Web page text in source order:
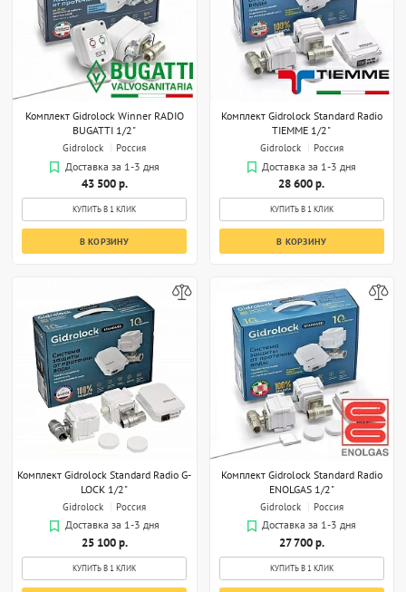
Комплект Gidrolock Winner RADIO
BUGATTI 1/2"
Gidrolock
Россия
Доставка за 1-3 дня
43 500 р.
КУПИТЬ В 1 КЛИК
В КОРЗИНУ
Комплект Gidrolock Standard Radio
TIEMME 1/2"
Gidrolock
Россия
Доставка за 1-3 дня
28 600 р.
КУПИТЬ В 1 КЛИК
В КОРЗИНУ
Комплект Gidrolock Standard Radio G-
LOCK 1/2"
Gidrolock
Россия
Доставка за 1-3 дня
25 100 р.
КУПИТЬ В 1 КЛИК
Комплект Gidrolock Standard Radio
ENOLGAS 1/2"
Gidrolock
Россия
Доставка за 1-3 дня
27 700 р.
КУПИТЬ В 1 КЛИК